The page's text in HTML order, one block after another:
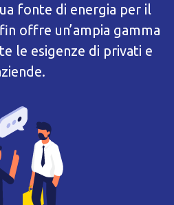
fonte di energia per il
offre un’ampia gamma
le esigenze di privati e